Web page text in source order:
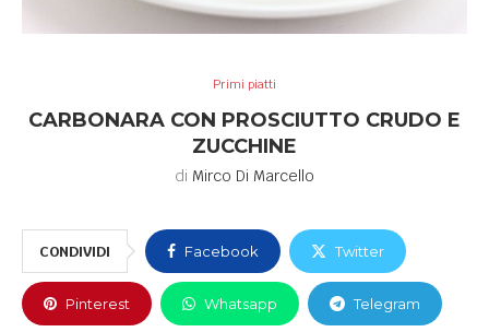
Primi piatti
CARBONARA CON PROSCIUTTO CRUDO E
ZUCCHINE
di Mirco Di Marcello
CONDIVIDI Facebook Twitter
Pinterest Whatsapp Telegram